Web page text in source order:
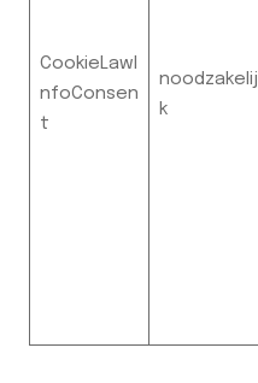
CookieLawI
nfoConsen
t
noodzakelij
k